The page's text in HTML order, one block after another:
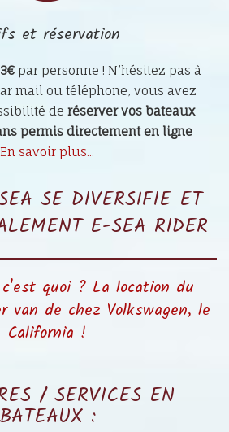
et réservation
par personne ! N’hésitez pas à
mail ou téléphone, vous avez
de réserver vos bateaux
permis directement en ligne
En savoir plus...
SE DIVERSIFIE ET
E-SEA RIDER
c'est quoi ? La location du
van de chez Volkswagen, le
California !
/ SERVICES EN
BATEAUX :